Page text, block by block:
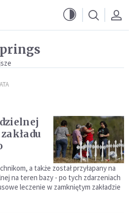
a także został przyłapany na
na teren bazy - po tych zdarzeniach
leczenie w zamkniętym zakładzie